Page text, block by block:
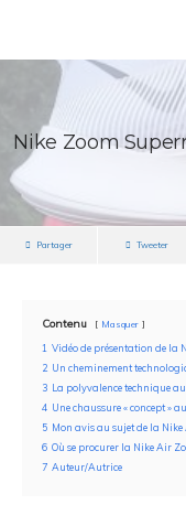
Nike Zoom
Partager Tweeter
Contenu Masquer
1 Vidéo de présentation de la
2 Un cheminement
3 La polyvalence technique
4 Une chaussure « concept »
5 Mon avis au sujet de la
6 Où se procurer la Nike Air
7 Auteur/Autrice